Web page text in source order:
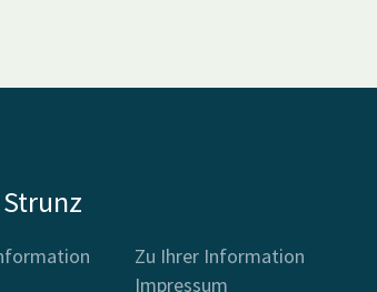
Zu Ihrer Information
Impressum